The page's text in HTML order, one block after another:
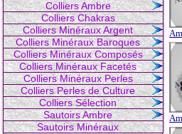
Colliers Ambre
Colliers Chakras
Colliers Minéraux Argent
Colliers Minéraux Baroques
Colliers Minéraux Composés
Colliers Minéraux Facetés
Colliers Minéraux Perles
Colliers Perles de Culture
Colliers Sélection
Sautoirs Ambre
Sautoirs Minéraux